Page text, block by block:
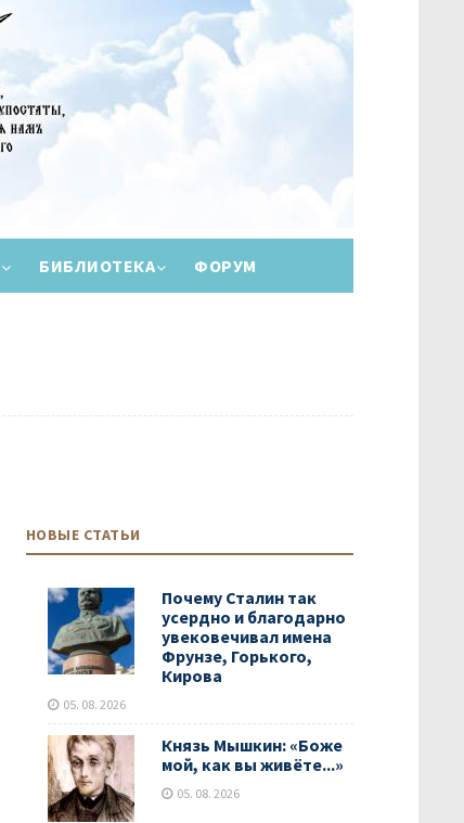
БИБЛИОТЕКА ФОРУМ
НОВЫЕ СТАТЬИ
Почему Сталин так
усердно и благодарно
увековечивал имена
Фрунзе, Горького,
Кирова
05. 08. 2026
Князь Мышкин: «Боже
мой, как вы живёте...»
05. 08. 2026